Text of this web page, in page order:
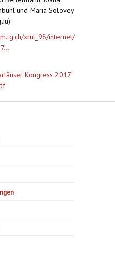
und Maria Solovey
xml_98/internet/
Kongress 2017